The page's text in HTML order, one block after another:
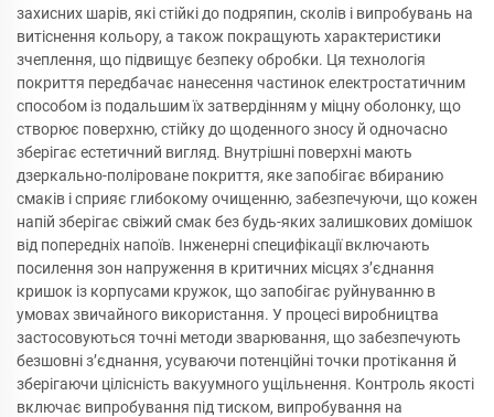
захисних шарів, які стійкі до подряпин, сколів і випробувань на
витіснення кольору, а також покращують характеристики
зчеплення, що підвищує безпеку обробки. Ця технологія
покриття передбачає нанесення частинок електростатичним
способом із подальшим їх затвердінням у міцну оболонку, що
створює поверхню, стійку до щоденного зносу й одночасно
зберігає естетичний вигляд. Внутрішні поверхні мають
дзеркально-поліроване покриття, яке запобігає вбиранию
смаків і сприяє глибокому очищенню, забезпечуючи, що кожен
напій зберігає свіжий смак без будь-яких залишкових домішок
від попередніх напоїв. Інженерні специфікації включають
посилення зон напруження в критичних місцях з’єднання
кришок із корпусами кружок, що запобігає руйнуванню в
умовах звичайного використання. У процесі виробництва
застосовуються точні методи зварювання, що забезпечують
безшовні з’єднання, усуваючи потенційні точки протікання й
зберігаючи цілісність вакуумного ущільнення. Контроль якості
включає випробування під тиском, випробування на